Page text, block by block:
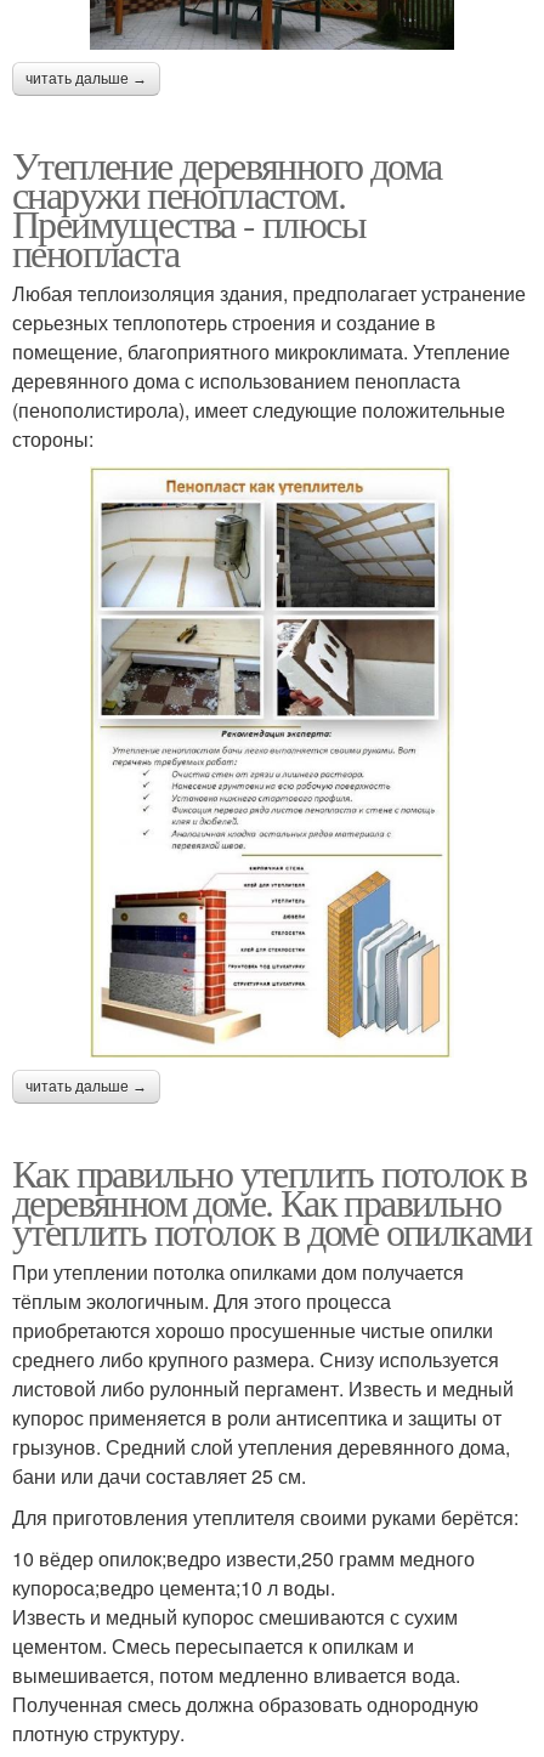
читать дальше →
Утепление деревянного дома
снаружи пенопластом.
Преимущества - плюсы
пенопласта
Любая теплоизоляция здания, предполагает устранение
серьезных теплопотерь строения и создание в
помещение, благоприятного микроклимата. Утепление
деревянного дома с использованием пенопласта
(пенополистирола), имеет следующие положительные
стороны:
читать дальше →
Как правильно утеплить потолок в
деревянном доме. Как правильно
утеплить потолок в доме опилками
При утеплении потолка опилками дом получается
тёплым экологичным. Для этого процесса
приобретаются хорошо просушенные чистые опилки
среднего либо крупного размера. Снизу используется
листовой либо рулонный пергамент. Известь и медный
купорос применяется в роли антисептика и защиты от
грызунов. Средний слой утепления деревянного дома,
бани или дачи составляет 25 см.
Для приготовления утеплителя своими руками берётся:
10 вёдер опилок;ведро извести,250 грамм медного
купороса;ведро цемента;10 л воды.
Известь и медный купорос смешиваются с сухим
цементом. Смесь пересыпается к опилкам и
вымешивается, потом медленно вливается вода.
Полученная смесь должна образовать однородную
плотную структуру.